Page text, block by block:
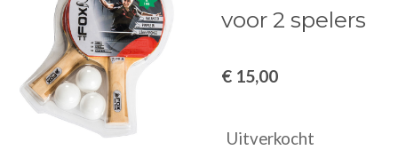
voor 2 spelers
€ 15,00
Uitverkocht